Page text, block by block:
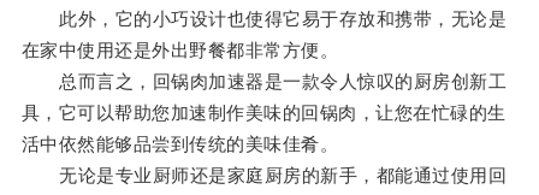
此外，它的小巧设计也使得它易于存放和携带，无论是
在家中使用还是外出野餐都非常方便。
总而言之，回锅肉加速器是一款令人惊叹的厨房创新工
具，它可以帮助您加速制作美味的回锅肉，让您在忙碌的生
活中依然能够品尝到传统的美味佳肴。
无论是专业厨师还是家庭厨房的新手，都能通过使用回